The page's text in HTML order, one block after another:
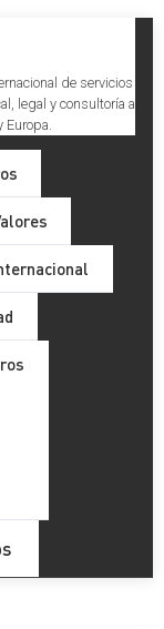
de servicios
legal y consultoría a
Europa.